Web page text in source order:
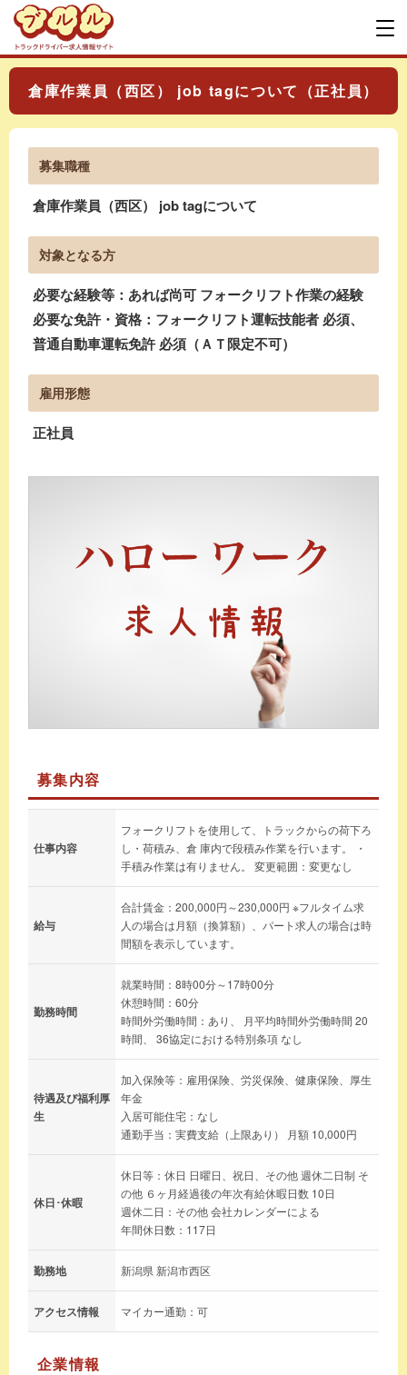
倉庫作業員（西区） job tagについて（正社員）
募集職種
倉庫作業員（西区） job tagについて
対象となる方
必要な経験等：あれば尚可 フォークリフト作業の経験
必要な免許・資格：フォークリフト運転技能者 必須、
普通自動車運転免許 必須（ＡＴ限定不可）
雇用形態
正社員
募集内容
仕事内容
フォークリフトを使用して、トラックからの荷下ろ
し・荷積み、倉 庫内で段積み作業を行います。 ・
手積み作業は有りません。 変更範囲：変更なし
給与
合計賃金：200,000円～230,000円 ※フルタイム求
人の場合は月額（換算額）、パート求人の場合は時
間額を表示しています。
勤務時間
就業時間：8時00分～17時00分
休憩時間：60分
時間外労働時間：あり、 月平均時間外労働時間 20
時間、 36協定における特別条項 なし
待遇及び福利厚
生
加入保険等：雇用保険、労災保険、健康保険、厚生
年金
入居可能住宅：なし
通勤手当：実費支給（上限あり） 月額 10,000円
休日･休暇
休日等：休日 日曜日、祝日、その他 週休二日制 そ
の他 ６ヶ月経過後の年次有給休暇日数 10日
週休二日：その他 会社カレンダーによる
年間休日数：117日
勤務地 新潟県 新潟市西区
アクセス情報 マイカー通勤：可
企業情報